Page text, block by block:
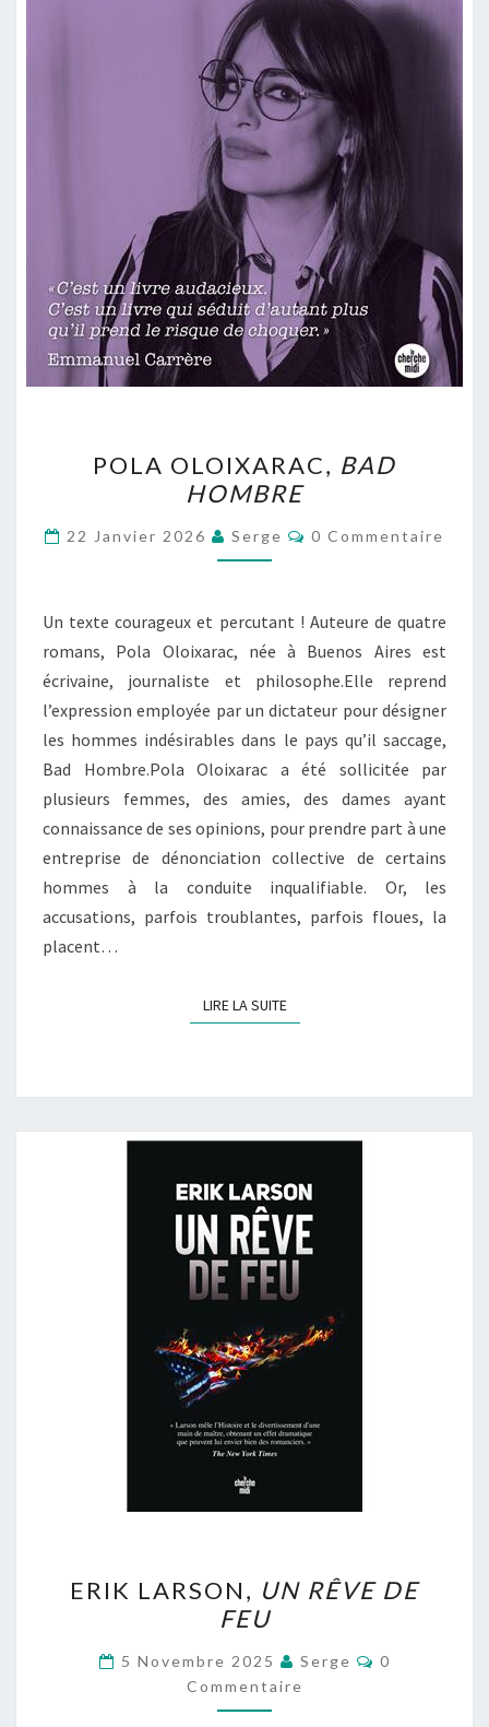
OLOIXARAC,
BAD
HOMBRE
POLA OLOIXARAC, BAD
HOMBRE
22 Janvier 2026 Serge Commentaires
0 Commentaire
Un texte courageux et percutant ! Auteure de quatre
romans, Pola Oloixarac, née à Buenos Aires est
écrivaine, journaliste et philosophe.Elle reprend
l’expression employée par un dictateur pour désigner
les hommes indésirables dans le pays qu’il saccage,
Bad Hombre.Pola Oloixarac a été sollicitée par
plusieurs femmes, des amies, des dames ayant
connaissance de ses opinions, pour prendre part à une
entreprise de dénonciation collective de certains
hommes à la conduite inqualifiable. Or, les
accusations, parfois troublantes, parfois floues, la
placent…
LIRE LA SUITELIRE LA SUITE
LARSON,
UN
RÊVE
DE
FEU
ERIK LARSON, UN RÊVE DE
FEU
5 Novembre 2025 Serge
0
Commentaire